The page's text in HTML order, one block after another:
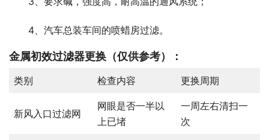
4、汽车总装车间的喷蜡房过滤。
金属初效过滤器更换 （仅供参考）：
类别 检查内容 更换周期
新风入口过滤网
网眼是否一半以
上已堵
一周左右清扫一
次